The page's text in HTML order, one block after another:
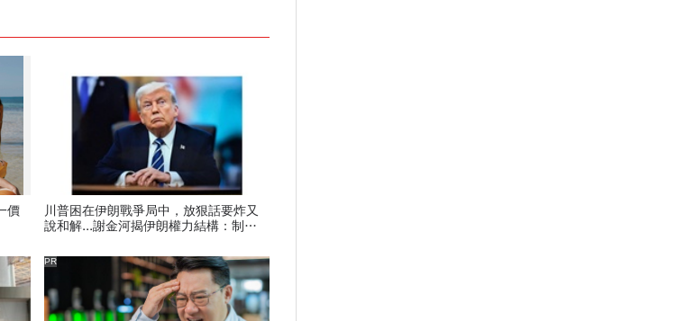
價
川普困在伊朗戰爭局中，放狠話要炸又
說和解...謝金河揭伊朗權力結構：制度
PR